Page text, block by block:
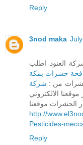
Reply
3nod maka
العنود اطلب
حشرات بمكة
من : شركة
http://
Pesticides-
Reply